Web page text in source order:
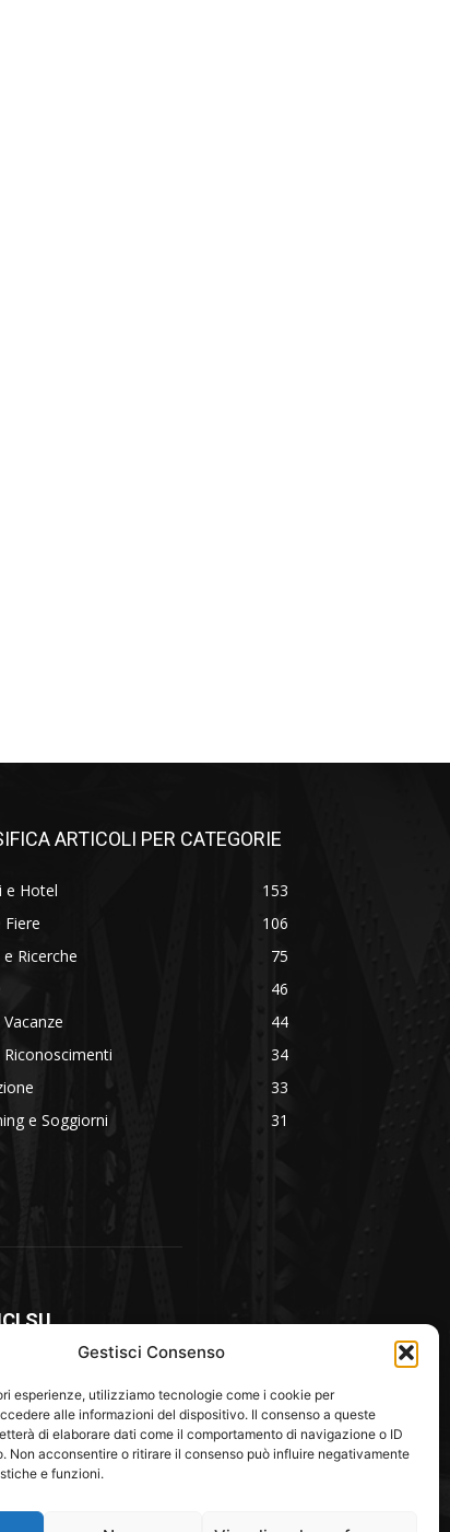
Gestisci Consenso
esperienze, utilizziamo tecnologie come i cookie per
alle informazioni del dispositivo. Il consenso a queste
di elaborare dati come il comportamento di navigazione o ID
Non acconsentire o ritirare il consenso può influire negativamente
e funzioni.
ARTICOLI PER CATEGORIE
e Hotel
153
Fiere
106
Ricerche
75
46
44
Riconoscimenti
34
33
e Soggiorni
31
SU